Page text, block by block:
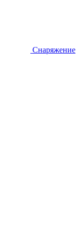
Снаряжение